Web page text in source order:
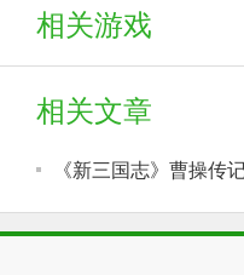
相关游戏
相关文章
《新三国志》曹操传